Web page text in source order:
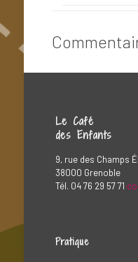
Le Café
des Enfants
9, rue des Champs
38000 Grenoble
Tél. 04 76 29 57 71
Pratique